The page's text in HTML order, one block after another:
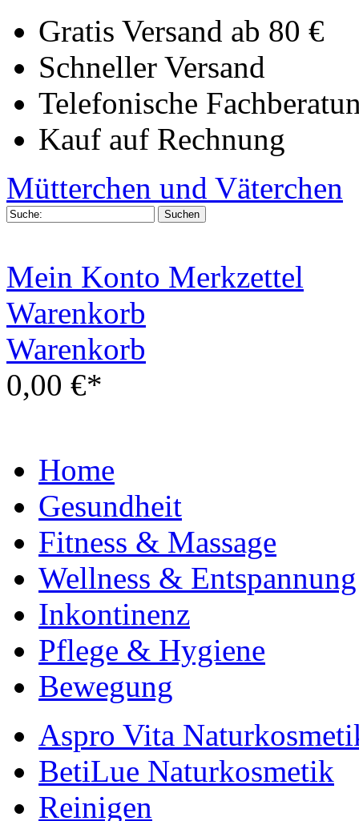
Gratis Versand ab 80 €
Schneller Versand
Telefonische
Kauf auf Rechnung
Mütterchen und Väterchen
Mein Konto Merkzettel
Warenkorb
Warenkorb
0,00 €*
Home
Gesundheit
Fitness & Massage
Wellness & Entspannung
Inkontinenz
Pflege & Hygiene
Bewegung
Aspro Vita
BetiLue Naturkosmetik
Reinigen